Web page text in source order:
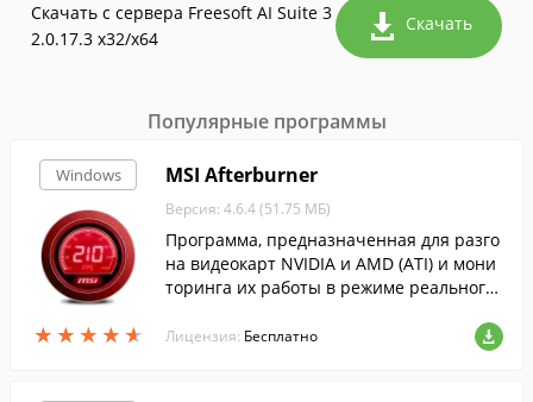
Скачать с сервера Freesoft AI Suite 3
2.0.17.3 x32/x64
Скачать
Популярные программы
Windows
★ ★ ★ ★ ★
★ ★ ★ ★ ★
MSI Afterburner
Версия: 4.6.4 (51.75 МБ)
Программа, предназначенная для разго
на видеокарт NVIDIA и AMD (ATI) и мони
торинга их работы в режиме реального
Лицензия: Бесплатно